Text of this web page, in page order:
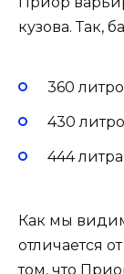
кузова. Так,
360
430
444
Как мы
отличается
том, что